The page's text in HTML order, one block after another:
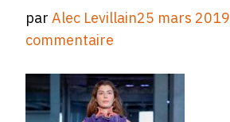
parAlec Levillain25 mars 2019
commentaire
918E-
43A7-